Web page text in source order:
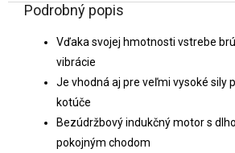
Podrobný popis
Vďaka svojej hmotnosti vstrebe
vibrácie
Je vhodná aj pre veľmi vysoké sily
kotúče
Bezúdržbový indukčný motor s
pokojným chodom